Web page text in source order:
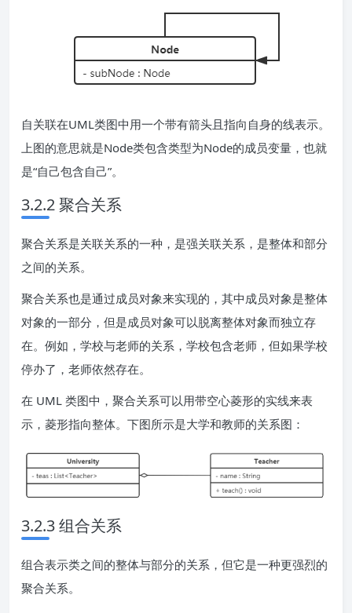
自关联在UML类图中用一个带有箭头且指向自身的线表示。
上图的意思就是Node类包含类型为Node的成员变量，也就
是“自己包含自己”。
3.2.2 聚合关系
聚合关系是关联关系的一种，是强关联关系，是整体和部分
之间的关系。
聚合关系也是通过成员对象来实现的，其中成员对象是整体
对象的一部分，但是成员对象可以脱离整体对象而独立存
在。例如，学校与老师的关系，学校包含老师，但如果学校
停办了，老师依然存在。
在 UML 类图中，聚合关系可以用带空心菱形的实线来表
示，菱形指向整体。下图所示是大学和教师的关系图：
3.2.3 组合关系
组合表示类之间的整体与部分的关系，但它是一种更强烈的
聚合关系。